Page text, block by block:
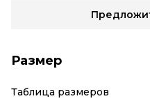
Размер
Таблица размеров